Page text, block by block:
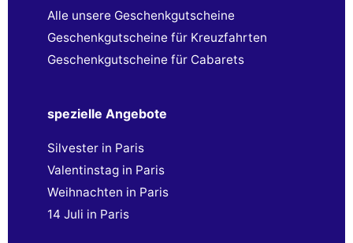
Alle unsere Geschenkgutscheine
Geschenkgutscheine für Kreuzfahrten
Geschenkgutscheine für Cabarets
spezielle Angebote
Silvester in Paris
Valentinstag in Paris
Weihnachten in Paris
14 Juli in Paris